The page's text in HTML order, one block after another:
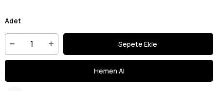
Adet